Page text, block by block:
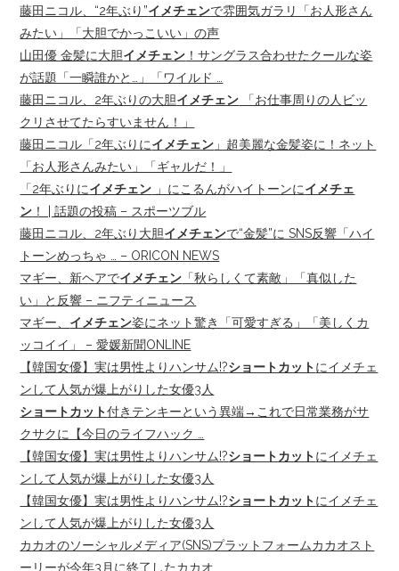
藤田ニコル、“2年ぶり”イメチェンで雰囲気ガラリ「お人形さん
みたい」「大胆でかっこいい」の声
山田優 金髪に大胆イメチェン ！サングラス合わせたクールな姿
が話題「一瞬誰かと…」「ワイルド …
藤田ニコル、2年ぶりの大胆イメチェン 「お仕事周りの人ビッ
クリさせてたらすいません！」
藤田ニコル「2年ぶりにイメチェン 」超美麗な金髪姿に！ネット
「お人形さんみたい」「ギャルだ！」
「2年ぶりにイメチェン 」にこるんがハイトーンにイメチェ
ン ！ | 話題の投稿 – スポーツブル
藤田ニコル、2年ぶり大胆イメチェンで“金髪”に SNS反響「ハイ
トーンめっちゃ … – ORICON NEWS
マギー、新ヘアでイメチェン 「秋らしくて素敵」「真似した
い」と反響 – ニフティニュース
マギー、 イメチェン姿にネット驚き「可愛すぎる」「美しくカ
ッコイイ」 – 愛媛新聞ONLINE
【韓国女優】実は男性よりハンサム!?ショートカットにイメチェ
ンして人気が爆上がりした女優3人
ショートカット付きテンキーという異端→これで日常業務がサ
クサクに【今日のライフハック …
【韓国女優】実は男性よりハンサム!?ショートカットにイメチェ
ンして人気が爆上がりした女優3人
【韓国女優】実は男性よりハンサム!?ショートカットにイメチェ
ンして人気が爆上がりした女優3人
カカオのソーシャルメディア(SNS)プラットフォームカカオスト
ーリーが今年3月に終了したカカオ …